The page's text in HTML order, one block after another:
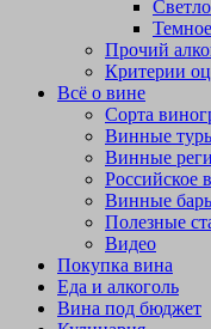
Темное
Прочий
Критерии
Всё о вине
Сорта
Винные
Винные
Российское
Винные
Полезные
Видео
Покупка вина
Еда и алкоголь
Вина под бюджет